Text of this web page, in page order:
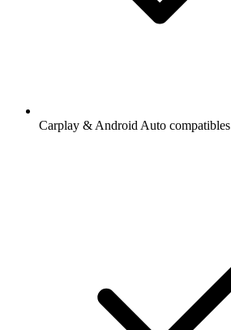
Carplay & Android Auto compatibles